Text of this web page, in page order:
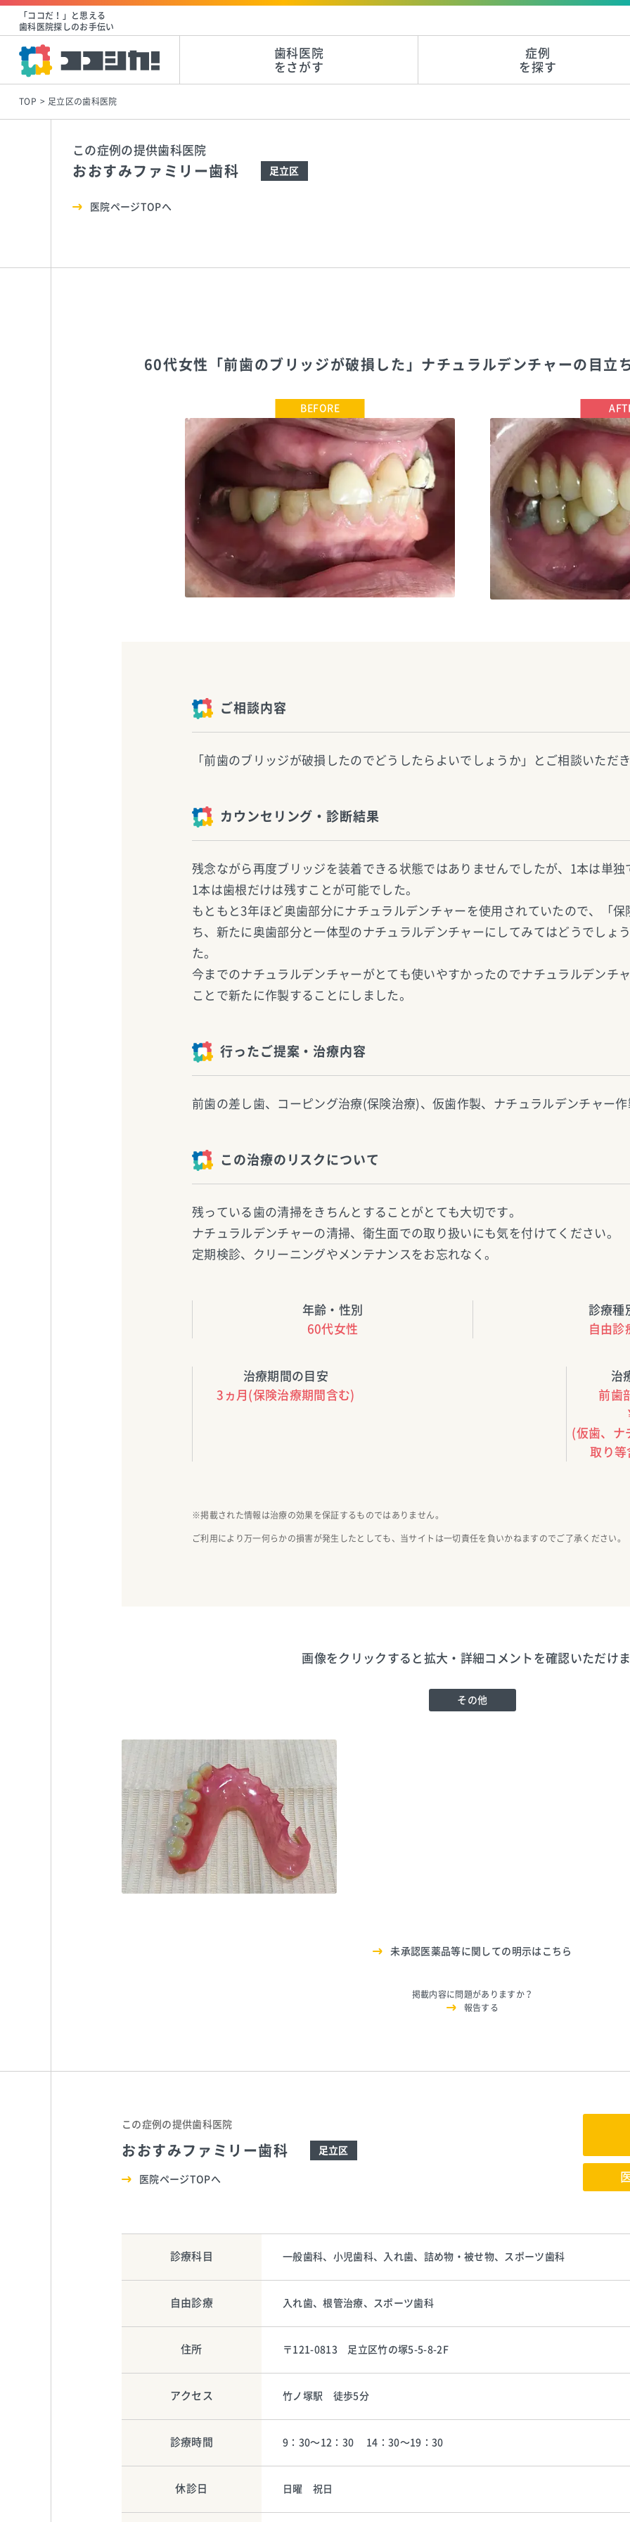
「ココだ！」と思える
歯科医院探しのお手伝い
歯科医院
をさがす
症例
を探す
TOP 足立区の歯科医院
この症例の提供歯科医院
おおすみファミリー歯科 足立区
医院ページTOPへ
60代女性「前歯のブリッジが破損した」ナチュラルデンチャーの目立
おおすみファミリー歯科 TEL:0338836088 おおすみファミリー歯科
ご相談内容
「前歯のブリッジが破損したのでどうしたらよいでしょうか」とご相談いただ
カウンセリング・診断結果
残念ながら再度ブリッジを装着できる状態ではありませんでしたが、1本は単
1本は歯根だけは残すことが可能でした。
もともと3年ほど奥歯部分にナチュラルデンチャーを使用されていたので、「
ち、新たに奥歯部分と一体型のナチュラルデンチャーにしてみてはどうでしょ
た。
今までのナチュラルデンチャーがとても使いやすかったのでナチュラルデンチ
ことで新たに作製することにしました。
行ったご提案・治療内容
前歯の差し歯、コーピング治療(保険治療)、仮歯作製、ナチュラルデンチャー
この治療のリスクについて
残っている歯の清掃をきちんとすることがとても大切です。
ナチュラルデンチャーの清掃、衛生面での取り扱いにも気を付けてください。
定期検診、クリーニングやメンテナンスをお忘れなく。
年齢・性別
60代女性
診療種
自由診
治療期間の目安
3ヵ月(保険治療期間含む)
治
前歯
(仮歯、ナ
取り等
※掲載された情報は治療の効果を保証するものではありません。
ご利用により万一何らかの損害が発生したとしても、当サイトは一切責任を負いかねますのでご了承ください。
画像をクリックすると拡大・詳細コメントを確認いただけ
その他
おおすみファミリー歯科 TEL:0338836088
未承認医薬品等に関しての明示はこちら
掲載内容に問題がありますか？
報告する
この症例の提供歯科医院
おおすみファミリー歯科 足立区
医院ページTOPへ
診療科目 一般歯科、小児歯科、入れ歯、詰め物・被せ物、スポーツ歯科
自由診療 入れ歯、根管治療、スポーツ歯科
住所 〒121-0813 足立区竹の塚5-5-8-2F
アクセス 竹ノ塚駅 徒歩5分
診療時間 9：30〜12：30 14：30〜19：30
休診日 日曜 祝日